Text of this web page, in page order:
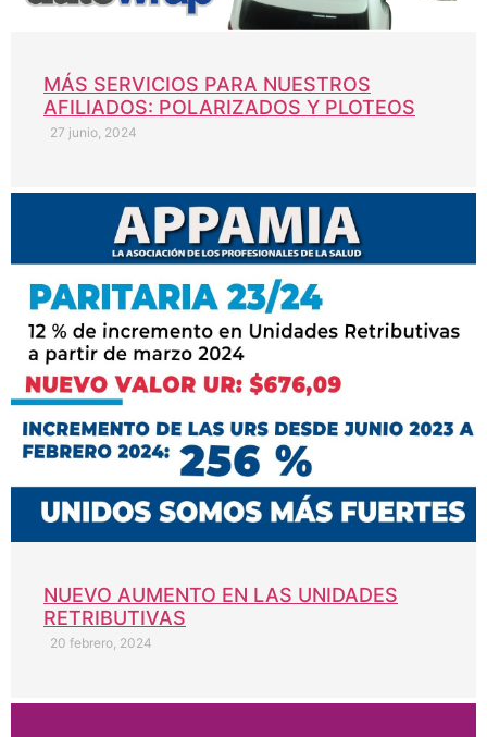
MÁS SERVICIOS PARA NUESTROS
AFILIADOS: POLARIZADOS Y PLOTEOS
27 junio, 2024
NUEVO AUMENTO EN LAS UNIDADES
RETRIBUTIVAS
20 febrero, 2024